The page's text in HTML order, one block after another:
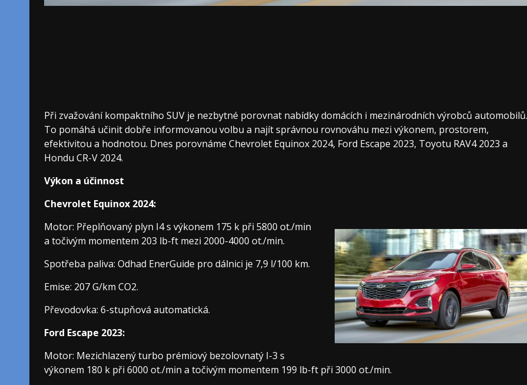
Při zvažování kompaktního SUV je nezbytné porovnat nabídky domácích i mezinárodních výrobců automobilů.
To pomáhá učinit dobře informovanou volbu a najít správnou rovnováhu mezi výkonem, prostorem,
efektivitou a hodnotou. Dnes porovnáme Chevrolet Equinox 2024, Ford Escape 2023, Toyotu RAV4 2023 a
Hondu CR-V 2024.
Výkon a účinnost
Chevrolet Equinox 2024:
Motor: Přeplňovaný plyn I4 s výkonem 175 k při 5800 ot./min
a točivým momentem 203 lb-ft mezi 2000-4000 ot./min.
Spotřeba paliva: Odhad EnerGuide pro dálnici je 7,9 l/100 km.
Emise: 207 G/km CO2.
Převodovka: 6-stupňová automatická.
Ford Escape 2023:
Motor: Mezichlazený turbo prémiový bezolovnatý I-3 s
výkonem 180 k při 6000 ot./min a točivým momentem 199 lb-ft při 3000 ot./min.